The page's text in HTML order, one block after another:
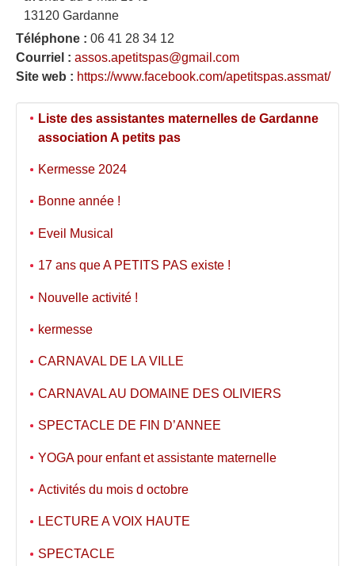
13120 Gardanne
Téléphone : 06 41 28 34 12
Courriel : assos.apetitspas@gmail.com
Site web : https://www.facebook.com/apetitspas.assmat/
Liste des assistantes maternelles de Gardanne
association A petits pas
Kermesse 2024
Bonne année !
Eveil Musical
17 ans que A PETITS PAS existe !
Nouvelle activité !
kermesse
CARNAVAL DE LA VILLE
CARNAVAL AU DOMAINE DES OLIVIERS
SPECTACLE DE FIN D’ANNEE
YOGA pour enfant et assistante maternelle
Activités du mois d octobre
LECTURE A VOIX HAUTE
SPECTACLE